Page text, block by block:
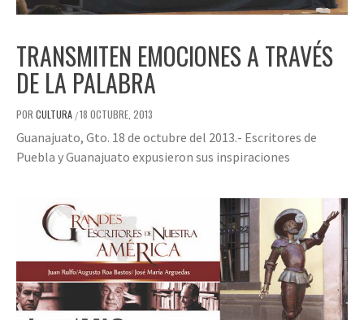
TRANSMITEN EMOCIONES A TRAVÉS
DE LA PALABRA
POR CULTURA /18 OCTUBRE, 2013
Guanajuato, Gto. 18 de octubre del 2013.- Escritores de
Puebla y Guanajuato expusieron sus inspiraciones